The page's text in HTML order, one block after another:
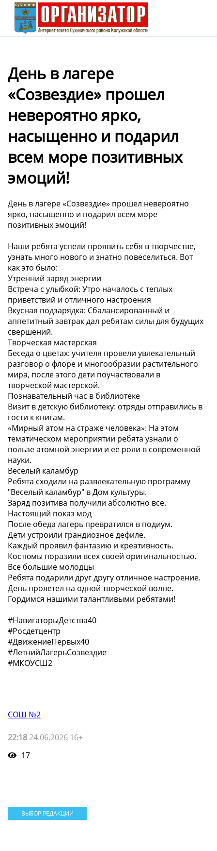
День в лагере
«Созвездие» прошел
невероятно ярко,
насыщенно и подарил
всем море позитивных
эмоций!
День в лагере «Созвездие» прошел невероятно
ярко, насыщенно и подарил всем море
позитивных эмоций!
Наши ребята успели проявить себя в творчестве,
узнать много нового и знатно повеселиться. Вот
как это было:
Утренний заряд энергии
Встреча с улыбкой: Утро началось с теплых
приветствий и отличного настроения
Вкусная подзарядка: Сбалансированный и
аппетитный завтрак дал ребятам силы для будущих
свершений.
Творческая мастерская
Беседа о цветах: учителя провели увлекательный
разговор о флоре и многообразии растительного
мира, после этого дети поучаствовали в
творческой мастерской.
Познавательный час в библиотеке
Визит в детскую библиотеку: отряды отправились в
гости к книгам.
«Мирный атом на страже человека»: На этом
тематическом мероприятии ребята узнали о
пользе атомной энергии и ее роли в современной
науки.
Веселый каламбур
Ребята сходили на развлекательную программу
"Веселый каламбур" в Дом культуры.
Заряд позитива получили абсолютно все.
Настоящий показ мод
После обеда лагерь превратился в подиум.
Дети устроили грандиозное дефиле.
Каждый проявил фантазию и креативность.
Костюмы поразили всех своей оригинальностью.
Все большие молодцы
Ребята подарили друг другу отличное настроение.
День пролетел на одной творческой волне.
Гордимся нашими талантливыми ребятами!
#НавигаторыДетства40
#Росдетцентр
#ДвижениеПервых40
#ЛетнийЛагерьСозвездие
#МКОУСШ2
СОШ №2
22:18 24.06.2026 16+
17
ВЫБОР РЕДАКЦИИ